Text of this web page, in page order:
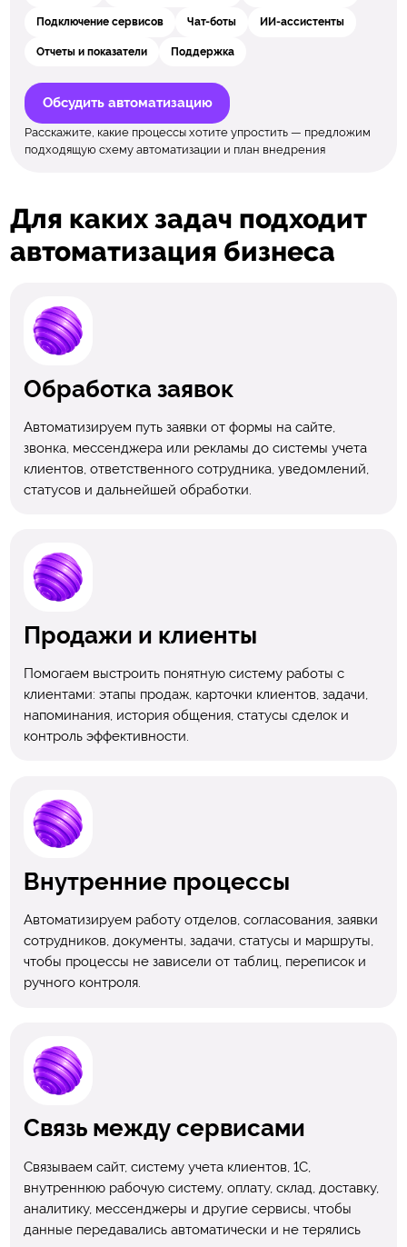
Подключение сервисов Чат-боты ИИ-ассистенты
Отчеты и показатели Поддержка
Обсудить автоматизацию
Расскажите, какие процессы хотите упростить — предложим
подходящую схему автоматизации и план внедрения
Для каких задач подходит
автоматизация бизнеса
Обработка заявок
Автоматизируем путь заявки от формы на сайте,
звонка, мессенджера или рекламы до системы учета
клиентов, ответственного сотрудника, уведомлений,
статусов и дальнейшей обработки.
Продажи и клиенты
Помогаем выстроить понятную систему работы с
клиентами: этапы продаж, карточки клиентов, задачи,
напоминания, история общения, статусы сделок и
контроль эффективности.
Внутренние процессы
Автоматизируем работу отделов, согласования, заявки
сотрудников, документы, задачи, статусы и маршруты,
чтобы процессы не зависели от таблиц, переписок и
ручного контроля.
Связь между сервисами
Связываем сайт, систему учета клиентов, 1С,
внутреннюю рабочую систему, оплату, склад, доставку,
аналитику, мессенджеры и другие сервисы, чтобы
данные передавались автоматически и не терялись